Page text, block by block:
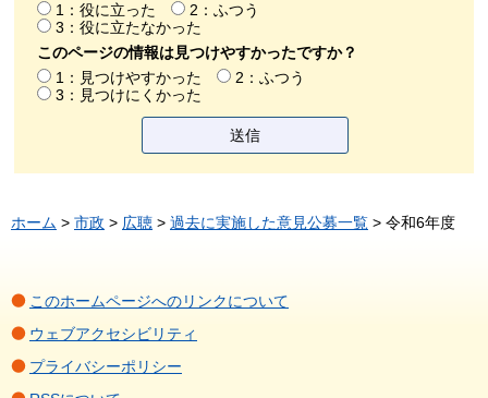
1：役に立った
2：ふつう
3：役に立たなかった
このページの情報は見つけやすかったですか？
1：見つけやすかった
2：ふつう
3：見つけにくかった
ホーム > 市政 > 広聴 > 過去に実施した意見公募一覧 > 令和6年度
このホームページへのリンクについて
ウェブアクセシビリティ
プライバシーポリシー